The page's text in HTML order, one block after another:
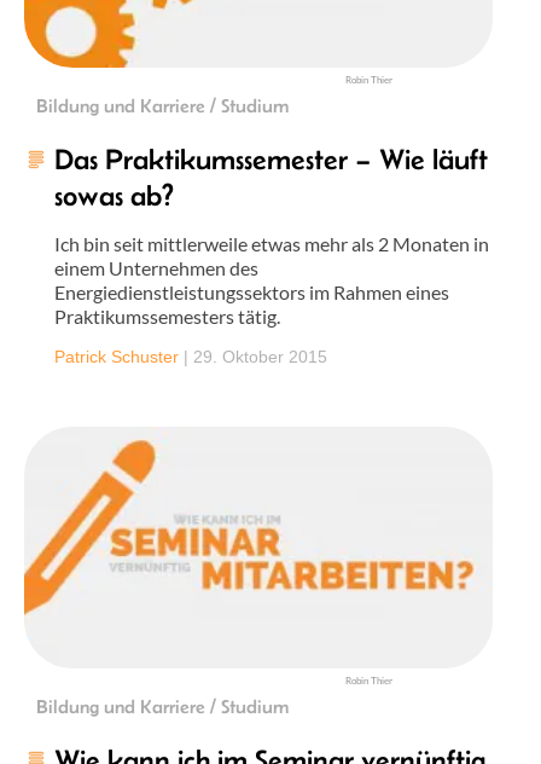
Robin Thier
Bildung und Karriere / Studium
Das Praktikumssemester – Wie läuft
sowas ab?
Ich bin seit mittlerweile etwas mehr als 2 Monaten in
einem Unternehmen des
Energiedienstleistungssektors im Rahmen eines
Praktikumssemesters tätig.
Patrick Schuster | 29. Oktober 2015
Robin Thier
Bildung und Karriere / Studium